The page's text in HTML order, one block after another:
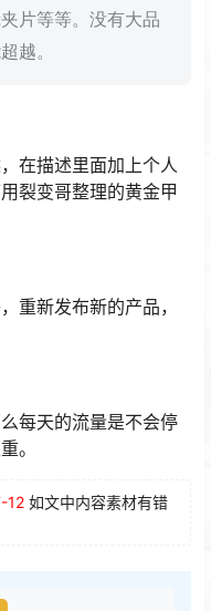
片等等。没有大品
越。
在描述里面加上个人
裂变哥整理的黄金甲
重新发布新的产品，
每天的流量是不会停
。
12 如文中内容素材有错